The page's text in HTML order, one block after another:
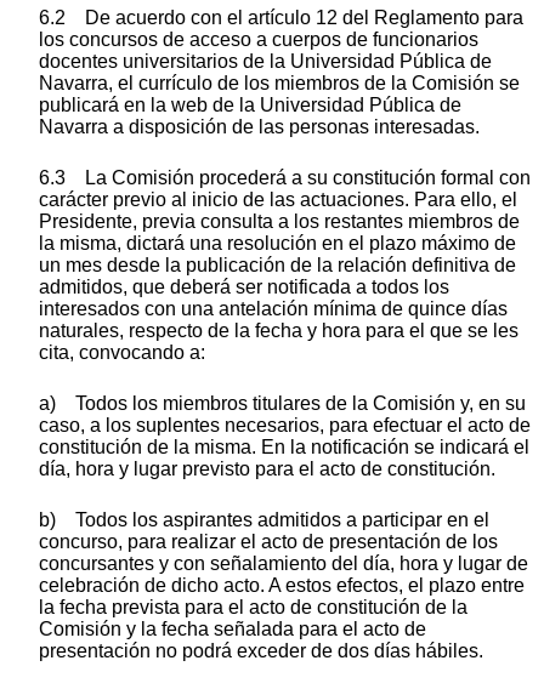
6.2 De acuerdo con el artículo 12 del Reglamento para
los concursos de acceso a cuerpos de funcionarios
docentes universitarios de la Universidad Pública de
Navarra, el currículo de los miembros de la Comisión se
publicará en la web de la Universidad Pública de
Navarra a disposición de las personas interesadas.
6.3 La Comisión procederá a su constitución formal con
carácter previo al inicio de las actuaciones. Para ello, el
Presidente, previa consulta a los restantes miembros de
la misma, dictará una resolución en el plazo máximo de
un mes desde la publicación de la relación definitiva de
admitidos, que deberá ser notificada a todos los
interesados con una antelación mínima de quince días
naturales, respecto de la fecha y hora para el que se les
cita, convocando a:
a) Todos los miembros titulares de la Comisión y, en su
caso, a los suplentes necesarios, para efectuar el acto de
constitución de la misma. En la notificación se indicará el
día, hora y lugar previsto para el acto de constitución.
b) Todos los aspirantes admitidos a participar en el
concurso, para realizar el acto de presentación de los
concursantes y con señalamiento del día, hora y lugar de
celebración de dicho acto. A estos efectos, el plazo entre
la fecha prevista para el acto de constitución de la
Comisión y la fecha señalada para el acto de
presentación no podrá exceder de dos días hábiles.